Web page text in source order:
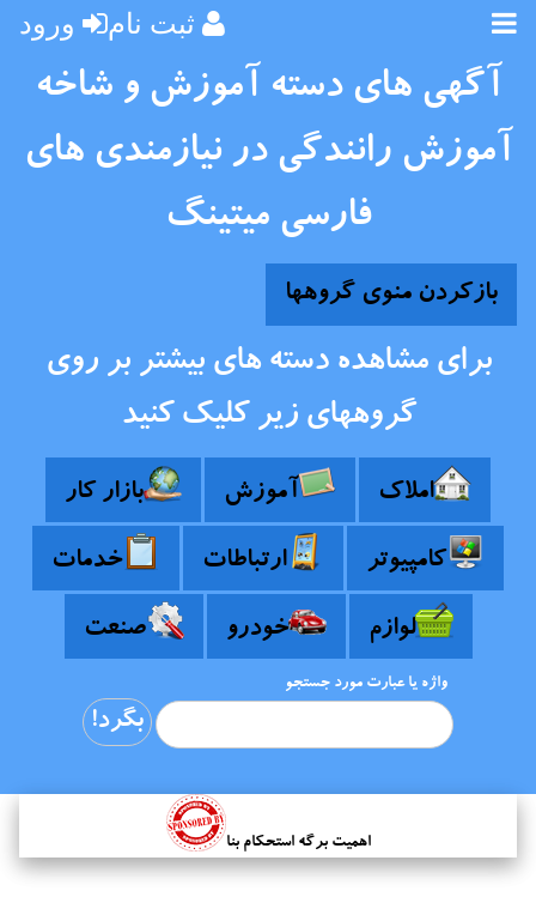
ورود ثبت نام
آگهی های دسته آموزش و شاخه
آموزش رانندگی در نیازمندی های
فارسی میتینگ
بازکردن منوی گروهها
برای مشاهده دسته های بیشتر بر روی
گروههای زیر کلیک کنید
املاک آموزش بازار کار
کامپیوتر ارتباطات خدمات
لوازم خودرو صنعت
واژه یا عبارت مورد جستجو
اهمیت برگه استحکام بنا